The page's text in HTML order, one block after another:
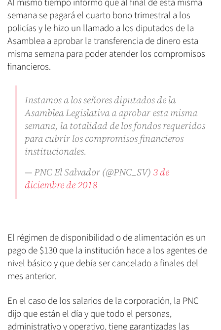
Al mismo tiempo informó que al final de esta misma
semana se pagará el cuarto bono trimestral a los
policías y le hizo un llamado a los diputados de la
Asamblea a aprobar la transferencia de dinero esta
misma semana para poder atender los compromisos
financieros.
Instamos a los señores diputados de la
Asamblea Legislativa a aprobar esta misma
semana, la totalidad de los fondos requeridos
para cubrir los compromisos financieros
institucionales.
— PNC El Salvador (@PNC_SV) 3 de
diciembre de 2018
El régimen de disponibilidad o de alimentación es un
pago de $130 que la institución hace a los agentes de
nivel básico y que debía ser cancelado a finales del
mes anterior.
En el caso de los salarios de la corporación, la PNC
dijo que están el día y que todo el personas,
administrativo y operativo, tiene garantizadas las